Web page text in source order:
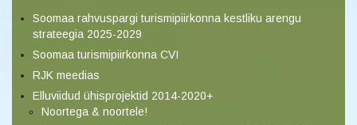
Soomaa rahvuspargi turismipiirkonna kestliku arengu
strateegia 2025-2029
Soomaa turismipiirkonna CVI
RJK meedias
Elluviidud ühisprojektid 2014-2020+
Noortega & noortele!